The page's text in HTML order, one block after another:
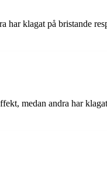
klagat på bristande
medan andra har